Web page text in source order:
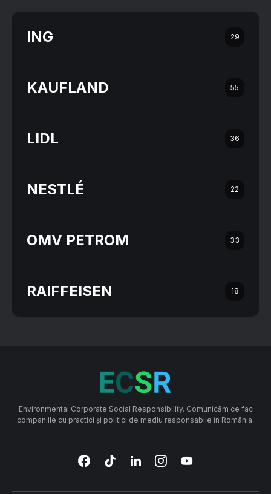
ING 29
KAUFLAND 55
LIDL 36
NESTLÉ 22
OMV PETROM 33
RAIFFEISEN 18
Environmental Corporate Social Responsibility. Comunicăm ce fac
companiile cu practici și politici de mediu responsabile în România.